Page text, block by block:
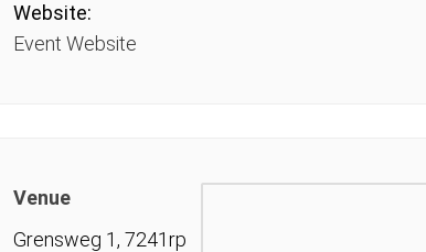
Website:
Event Website
Venue
Grensweg 1, 7241rp